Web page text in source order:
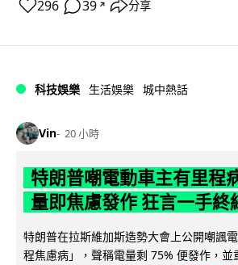
296 39 ↗ 分享
科技娛樂 生活娛樂 城中熱話
Vin 20 小時
特朗普嘲電動車主有里程
量即焦慮發作 狂言一手終
特朗普在拉斯維加斯造勢大會上公開嘲諷
程焦慮病」，聲稱電量剩 75% 便發作，並